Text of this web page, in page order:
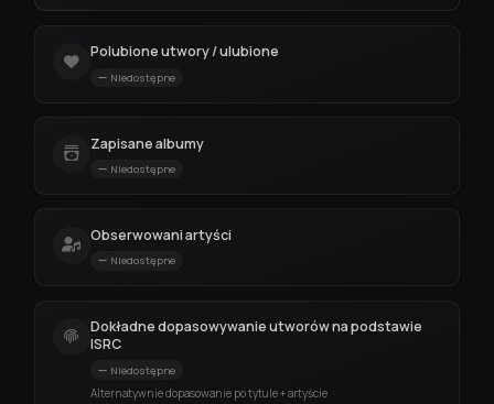
Polubione utwory / ulubione
Niedostępne
Zapisane albumy
Niedostępne
Obserwowani artyści
Niedostępne
Dokładne dopasowywanie utworów na podstawie
ISRC
Niedostępne
Alternatywnie dopasowanie po tytule + artyście